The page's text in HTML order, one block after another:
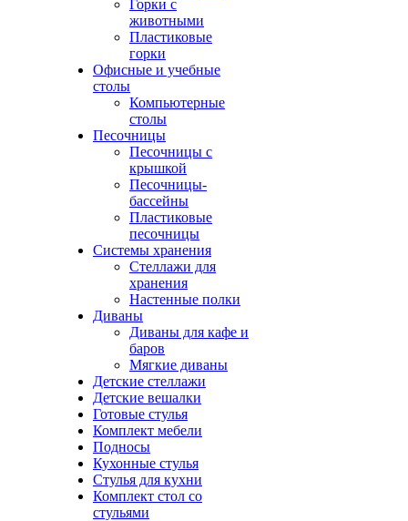
Горки с
животными
Пластиковые
горки
Офисные и учебные
столы
Компьютерные
столы
Песочницы
Песочницы с
крышкой
Песочницы-
бассейны
Пластиковые
песочницы
Системы хранения
Стеллажи для
хранения
Настенные полки
Диваны
Диваны для кафе и
баров
Мягкие диваны
Детские стеллажи
Детские вешалки
Готовые стулья
Комплект мебели
Подносы
Кухонные стулья
Стулья для кухни
Комплект стол со
стульями